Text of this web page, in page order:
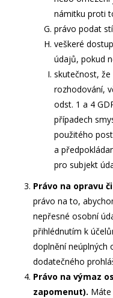
námitku proti
právo podat
veškeré
údajů, pokud
skutečnost,
rozhodování,
odst. 1 a 4
případech
použitého
a
pro subjekt
Právo na opravu
právo na to,
nepřesné osobní
přihlédnutím k
doplnění neúplných
dodatečného
Právo na výmaz
zapomenut).